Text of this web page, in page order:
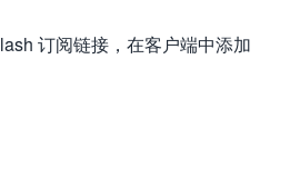
订阅链接，在客户端中添加